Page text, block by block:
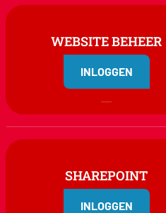
WEBSITE BEHEER
INLOGGEN
SHAREPOINT
INLOGGEN